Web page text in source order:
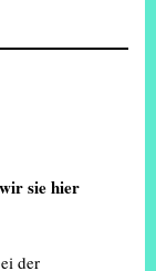
siehier
der